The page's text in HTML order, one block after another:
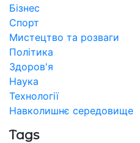
Бізнес
Спорт
Мистецтво та розваги
Політика
Здоров'я
Наука
Технології
Навколишнє середовище
Tags